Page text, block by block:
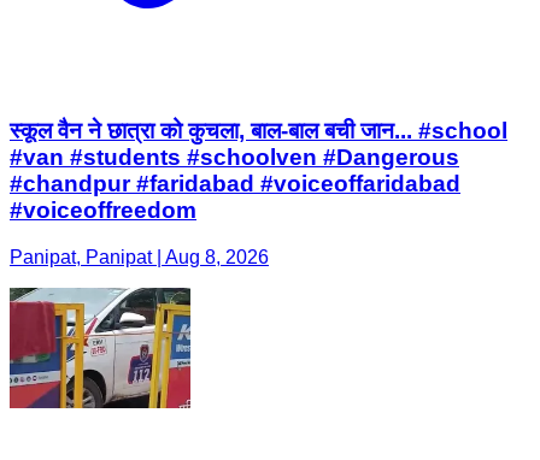
स्कूल वैन ने छात्रा को कुचला, बाल-बाल बची जान... #school
#van #students #schoolven #Dangerous
#chandpur #faridabad #voiceoffaridabad
#voiceoffreedom
Panipat, Panipat | Aug 8, 2026